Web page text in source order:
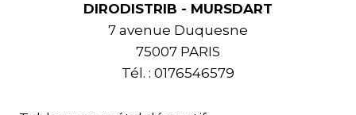
DIRODISTRIB - MURSDART
7 avenue Duquesne
75007 PARIS
Tél. : 0176546579